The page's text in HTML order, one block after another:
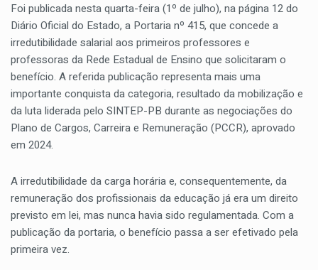
Foi publicada nesta quarta-feira (1º de julho), na página 12 do
Diário Oficial do Estado, a Portaria nº 415, que concede a
irredutibilidade salarial aos primeiros professores e
professoras da Rede Estadual de Ensino que solicitaram o
benefício. A referida publicação representa mais uma
importante conquista da categoria, resultado da mobilização e
da luta liderada pelo SINTEP-PB durante as negociações do
Plano de Cargos, Carreira e Remuneração (PCCR), aprovado
em 2024.
A irredutibilidade da carga horária e, consequentemente, da
remuneração dos profissionais da educação já era um direito
previsto em lei, mas nunca havia sido regulamentada. Com a
publicação da portaria, o benefício passa a ser efetivado pela
primeira vez.